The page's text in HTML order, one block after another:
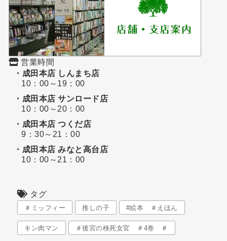
営業時間
・成田本店 しんまち店
10：00～19：00
・成田本店 サンロード店
10：00～20：00
・成田本店 つくだ店
9：30～21：00
・成田本店 みなと高台店
10：00～21：00
タグ
＃ミッフィー 推しの子 #絵本 ＃えほん
キン肉マン ＃後宮の検死女官 ＃4巻 ＃